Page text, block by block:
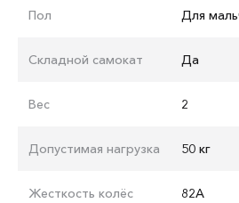
Пол Для
Складной самокат Да
Вес 2
Допустимая нагрузка 50 кг
Жесткость колёс 82A